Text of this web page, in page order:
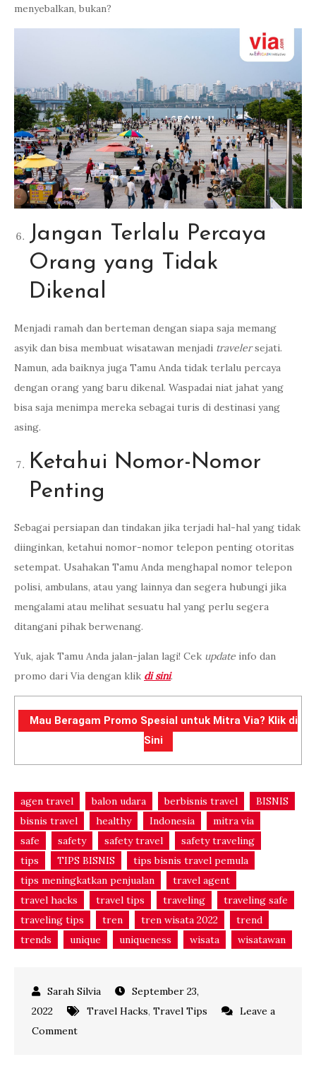
menyebalkan, bukan?
Jangan Terlalu Percaya
Orang yang Tidak
Dikenal
Menjadi ramah dan berteman dengan siapa saja memang
asyik dan bisa membuat wisatawan menjadi travelersejati.
Namun, ada baiknya juga Tamu Anda tidak terlalu percaya
dengan orang yang baru dikenal. Waspadai niat jahat yang
bisa saja menimpa mereka sebagai turis di destinasi yang
asing.
Ketahui Nomor-Nomor
Penting
Sebagai persiapan dan tindakan jika terjadi hal-hal yang tidak
diinginkan, ketahui nomor-nomor telepon penting otoritas
setempat. Usahakan Tamu Anda menghapal nomor telepon
polisi, ambulans, atau yang lainnya dan segera hubungi jika
mengalami atau melihat sesuatu hal yang perlu segera
ditangani pihak berwenang.
Yuk, ajak Tamu Anda jalan-jalan lagi! Cek update info dan
promo dari Via dengan klik di sini.
Mau Beragam Promo Spesial untuk Mitra Via? Klik di
Sini
agen travel balon udara berbisnis travel
BISNIS
bisnis travel
healthy Indonesia
mitra via
safe
safety safety travel
safety traveling
tips
TIPS BISNIS
tips bisnis travel pemula
tips meningkatkan penjualan
travel agent
travel hacks
travel tips traveling
traveling safe
traveling tips
tren tren wisata 2022
trend
trends
unique uniqueness wisata wisatawan
September 23,
2022
Travel Hacks, Travel Tips
Leave a
Commenton